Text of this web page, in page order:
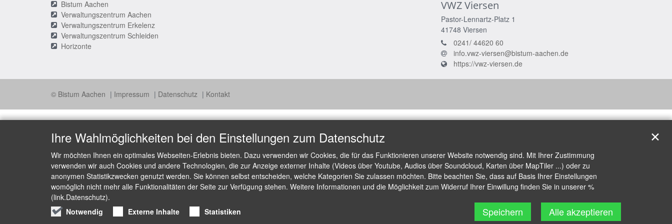
Bistum Aachen
Verwaltungszentrum Aachen
Verwaltungszentrum Erkelenz
Verwaltungszentrum Schleiden
Horizonte
VWZ Viersen
Pastor-Lennartz-Platz 1
41748 Viersen
0241/ 44620 60
info.vwz-viersen@bistum-aachen.de
https://vwz-viersen.de
© Bistum Aachen Impressum Datenschutz Kontakt
Ihre Wahlmöglichkeiten bei den Einstellungen zum Datenschutz
Wir möchten Ihnen ein optimales Webseiten-Erlebnis bieten. Dazu verwenden wir Cookies, die für das Funktionieren unserer Website notwendig sind. Mit Ihrer Zustimmung
verwenden wir auch Cookies und andere Technologien, die zur Anzeige externer Inhalte (Videos über Youtube, Audios über Soundcloud, Karten über MapTiler ...) oder zu
anonymen Statistikzwecken genutzt werden. Sie können selbst entscheiden, welche Kategorien Sie zulassen möchten. Bitte beachten Sie, dass auf Basis Ihrer Einstellungen
womöglich nicht mehr alle Funktionalitäten der Seite zur Verfügung stehen. Weitere Informationen und die Möglichkeit zum Widerruf Ihrer Einwillung finden Sie in unserer %
(link.Datenschutz).
Notwendig
Externe Inhalte Statistiken Speichern Alle akzeptieren
✕